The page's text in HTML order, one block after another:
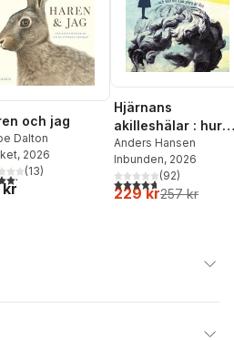
röster:
och jag
Dalton
, 2026
5 stjärnor. Totalt antal röster:
(13)
kr
Hjärnans
akilleshälar : hur
din hjärna lurar
och vad du kan
göra åt det
Anders Hansen
Inbunden, 2026
4,7utav 5 stjärnor.
(92)
229 kr257 kr